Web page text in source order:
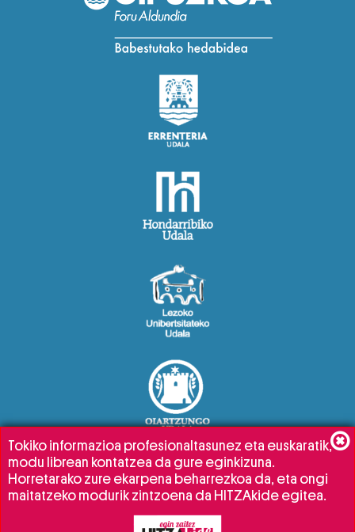
Tokiko informazioa profesionaltasunez eta euskaratik,
modu librean kontatzea da gure eginkizuna.
Horretarako zure ekarpena beharrezkoa da, eta ongi
maitatzeko modurik zintzoena da HITZAkide egitea.